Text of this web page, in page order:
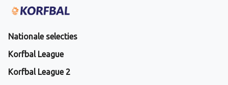
Nationale selecties
Korfbal League
Korfbal League 2